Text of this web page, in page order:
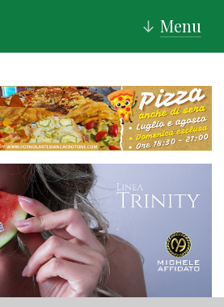
↓ Menu